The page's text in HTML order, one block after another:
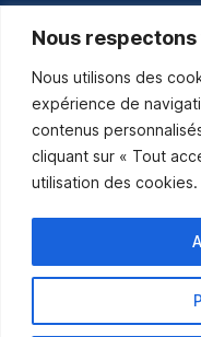
Nous
Nous utilisons des
expérience de
contenus
cliquant sur « Tout
utilisation des cookies.
418 986-3100
Composez le 1 en tout
Abonnez-
Abonnez-vous
de la Municipalité